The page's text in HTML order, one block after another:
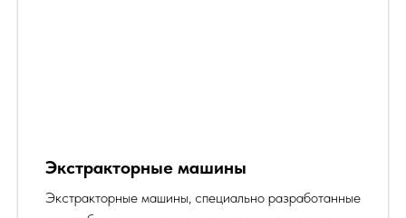
Экстракторные машины
Экстракторные машины, специально разработанные